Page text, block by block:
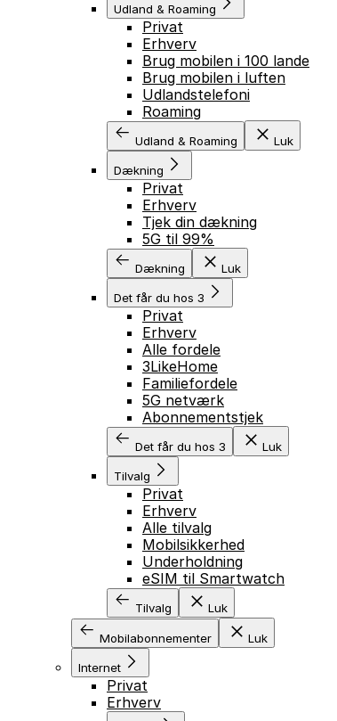
Udland & Roaming
Privat
Erhverv
Brug mobilen i 100 lande
Brug mobilen i luften
Udlandstelefoni
Roaming
Udland & Roaming Luk
Dækning
Privat
Erhverv
Tjek din dækning
5G til 99%
Dækning Luk
Det får du hos 3
Privat
Erhverv
Alle fordele
3LikeHome
Familiefordele
5G netværk
Abonnementstjek
Det får du hos 3 Luk
Tilvalg
Privat
Erhverv
Alle tilvalg
Mobilsikkerhed
Underholdning
eSIM til Smartwatch
Tilvalg Luk
Mobilabonnementer Luk
Internet
Privat
Erhverv